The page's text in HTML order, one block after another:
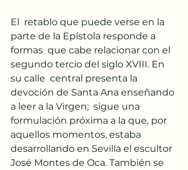
El  retablo que puede verse en la
parte de la Epístola responde a
formas  que cabe relacionar con el
segundo tercio del siglo XVIII. En
su calle  central presenta la
devoción de Santa Ana enseñando
a leer a la Virgen;  sigue una
formulación próxima a la que, por
aquellos momentos, estaba
desarrollando en Sevilla el escultor
José Montes de Oca. También se